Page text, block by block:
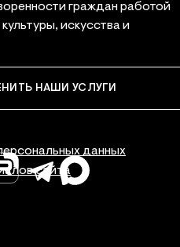
граждан работой
искусства и
НАШИ УСЛУГИ
данных
сайта